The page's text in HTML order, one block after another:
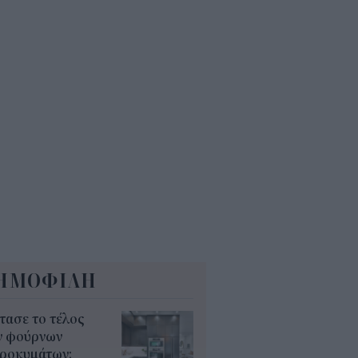
το τέλος
φούρνων